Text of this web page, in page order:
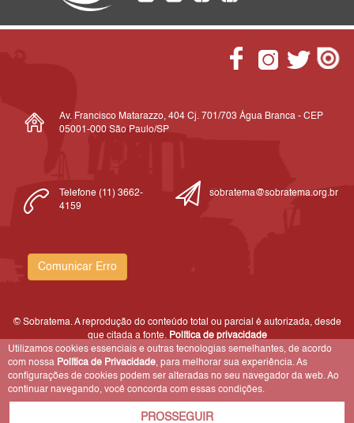
Av. Francisco Matarazzo, 404 Cj. 701/703 Água Branca - CEP
05001-000 São Paulo/SP
Telefone (11) 3662-
4159
sobratema@sobratema.org.br
Comunicar Erro
© Sobratema. A reprodução do conteúdo total ou parcial é autorizada, desde
que citada a fonte. Política de privacidade
Utilizamos cookies essenciais e outras tecnologias semelhantes, de acordo
com nossa Política de Privacidade, para melhorar sua experiência. As
configurações de cookies podem ser alteradas no seu navegador da web. Ao
continuar navegando, você concorda com essas condições.
PROSSEGUIR